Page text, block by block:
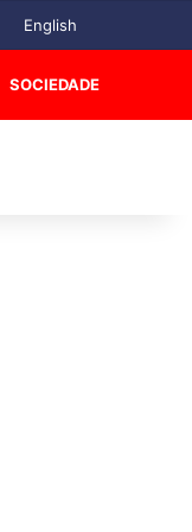
English
SOCIEDADE